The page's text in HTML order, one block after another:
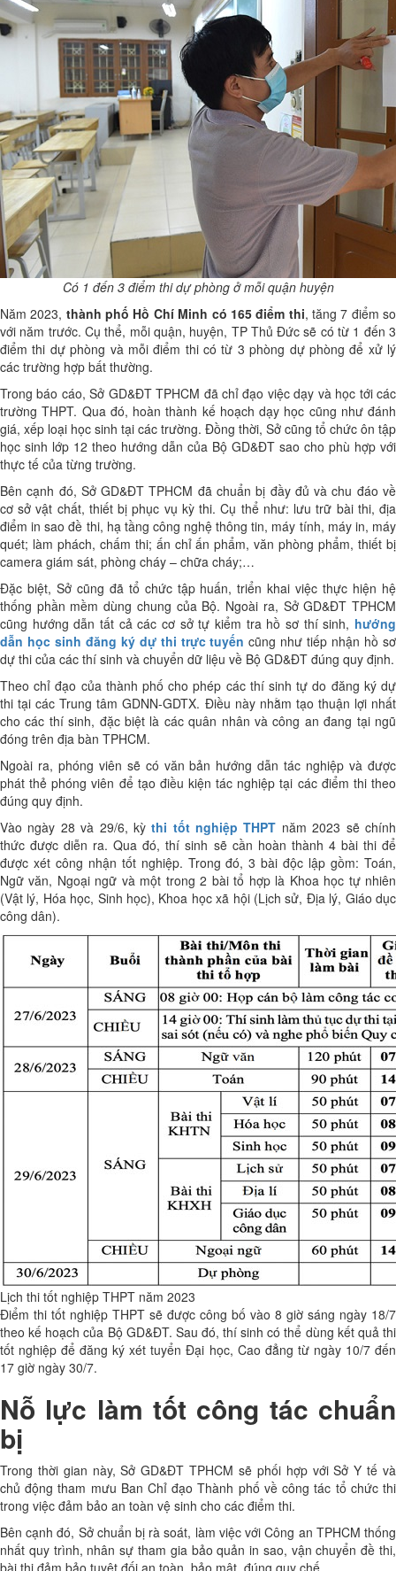
Có 1 đến 3 điểm thi dự phòng ở mỗi quận huyện
Năm 2023, thành phố Hồ Chí Minh có 165 điểm thi, tăng 7 điểm so
với năm trước. Cụ thể, mỗi quận, huyện, TP Thủ Đức sẽ có từ 1 đến 3
điểm thi dự phòng và mỗi điểm thi có từ 3 phòng dự phòng để xử lý
các trường hợp bất thường.
Trong báo cáo, Sở GD&ĐT TPHCM đã chỉ đạo việc dạy và học tới các
trường THPT. Qua đó, hoàn thành kế hoạch dạy học cũng như đánh
giá, xếp loại học sinh tại các trường. Đồng thời, Sở cũng tổ chức ôn tập
học sinh lớp 12 theo hướng dẫn của Bộ GD&ĐT sao cho phù hợp với
thực tế của từng trường.
Bên cạnh đó, Sở GD&ĐT TPHCM đã chuẩn bị đầy đủ và chu đáo về
cơ sở vật chất, thiết bị phục vụ kỳ thi. Cụ thể như: lưu trữ bài thi, địa
điểm in sao đề thi, hạ tầng công nghệ thông tin, máy tính, máy in, máy
quét; làm phách, chấm thi; ấn chỉ ấn phẩm, văn phòng phẩm, thiết bị
camera giám sát, phòng cháy – chữa cháy;…
Đặc biệt, Sở cũng đã tổ chức tập huấn, triển khai việc thực hiện hệ
thống phần mềm dùng chung của Bộ. Ngoài ra, Sở GD&ĐT TPHCM
cũng hướng dẫn tất cả các cơ sở tự kiểm tra hồ sơ thí sinh, hướng
dẫn học sinh đăng ký dự thi trực tuyến cũng như tiếp nhận hồ sơ
dự thi của các thí sinh và chuyển dữ liệu về Bộ GD&ĐT đúng quy định.
Theo chỉ đạo của thành phố cho phép các thí sinh tự do đăng ký dự
thi tại các Trung tâm GDNN-GDTX. Điều này nhằm tạo thuận lợi nhất
cho các thí sinh, đặc biệt là các quân nhân và công an đang tại ngũ
đóng trên địa bàn TPHCM.
Ngoài ra, phóng viên sẽ có văn bản hướng dẫn tác nghiệp và được
phát thẻ phóng viên để tạo điều kiện tác nghiệp tại các điểm thi theo
đúng quy định.
Vào ngày 28 và 29/6, kỳthi tốt nghiệp THPT năm 2023 sẽ chính
thức được diễn ra. Qua đó, thí sinh sẽ cần hoàn thành 4 bài thi để
được xét công nhận tốt nghiệp. Trong đó, 3 bài độc lập gồm: Toán,
Ngữ văn, Ngoại ngữ và một trong 2 bài tổ hợp là Khoa học tự nhiên
(Vật lý, Hóa học, Sinh học), Khoa học xã hội (Lịch sử, Địa lý, Giáo dục
công dân).
Lịch thi tốt nghiệp THPT năm 2023
Điểm thi tốt nghiệp THPT sẽ được công bố vào 8 giờ sáng ngày 18/7
theo kế hoạch của Bộ GD&ĐT. Sau đó, thí sinh có thể dùng kết quả thi
tốt nghiệp để đăng ký xét tuyển Đại học, Cao đẳng từ ngày 10/7 đến
17 giờ ngày 30/7.
Nỗ lực làm tốt công tác chuẩn
bị
Trong thời gian này, Sở GD&ĐT TPHCM sẽ phối hợp với Sở Y tế và
chủ động tham mưu Ban Chỉ đạo Thành phố về công tác tổ chức thi
trong việc đảm bảo an toàn vệ sinh cho các điểm thi.
Bên cạnh đó, Sở chuẩn bị rà soát, làm việc với Công an TPHCM thống
nhất quy trình, nhân sự tham gia bảo quản in sao, vận chuyển đề thi,
bài thi đảm bảo tuyệt đối an toàn, bảo mật, đúng quy chế.